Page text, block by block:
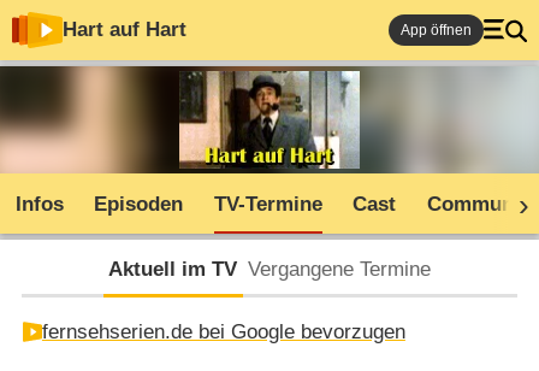
Hart auf Hart App öffnen
Infos Episoden TV-Termine Cast Community
Aktuell im TV Vergangene Termine
fernsehserien.de bei Google bevorzugen